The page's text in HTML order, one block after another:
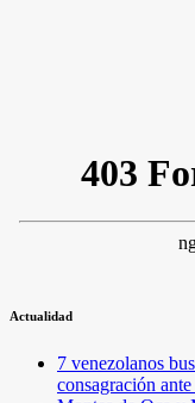
Actualidad
7 venezolanos
consagración